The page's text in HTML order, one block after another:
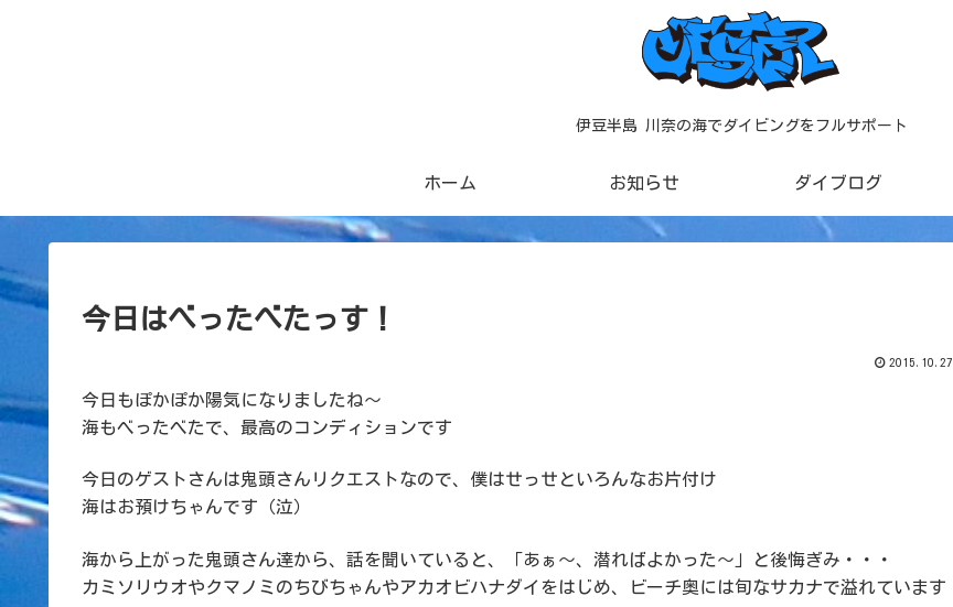
伊豆半島 川奈の海でダイビングをフルサポート
ホーム お知らせ ダイブログ
今日はべったべたっす！
2015.10.27
今日もぽかぽか陽気になりましたね～
海もべったべたで、最高のコンディションです
今日のゲストさんは鬼頭さんリクエストなので、僕はせっせといろんなお片付け
海はお預けちゃんです（泣）
海から上がった鬼頭さん達から、話を聞いていると、「あぁ～、潜ればよかった～」と後悔ぎみ・・・
カミソリウオやクマノミのちびちゃんやアカオビハナダイをはじめ、ビーチ奥には旬なサカナで溢れています